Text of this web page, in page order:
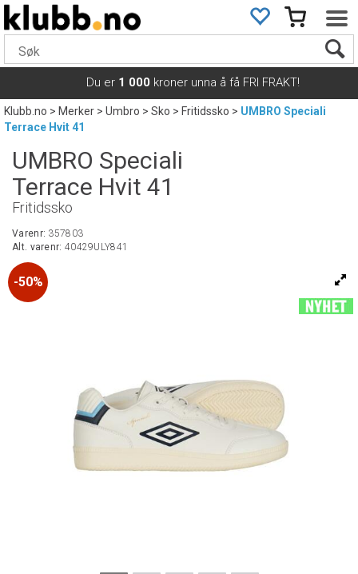
Du er 1 000 kroner unna å få FRI FRAKT!
Klubb.no>Merker>Umbro>Sko>Fritidssko>UMBRO Speciali
Terrace Hvit 41
UMBRO Speciali
Terrace Hvit 41
Fritidssko
Varenr: 357803
Alt. varenr: 40429ULY841
50%